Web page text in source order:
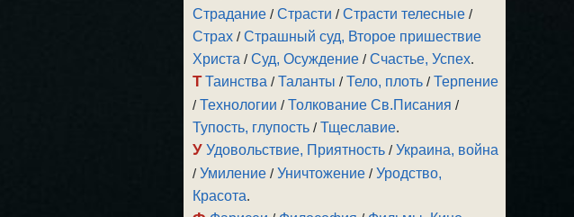
Страдание /Страсти /Страсти телесные /
Страх /Страшный суд, Второе пришествие
Христа /Суд, Осуждение /Счастье, Успех.
Т Таинства /Таланты /Тело, плоть /Терпение
/Технологии /Толкование Св.Писания /
Тупость, глупость /Тщеславие.
У Удовольствие, Приятность /Украина, война
/Умиление /Уничтожение /Уродство,
Красота.